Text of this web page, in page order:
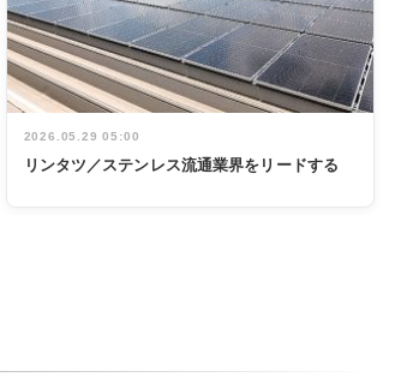
2026.05.29 05:00
リンタツ／ステンレス流通業界をリードする